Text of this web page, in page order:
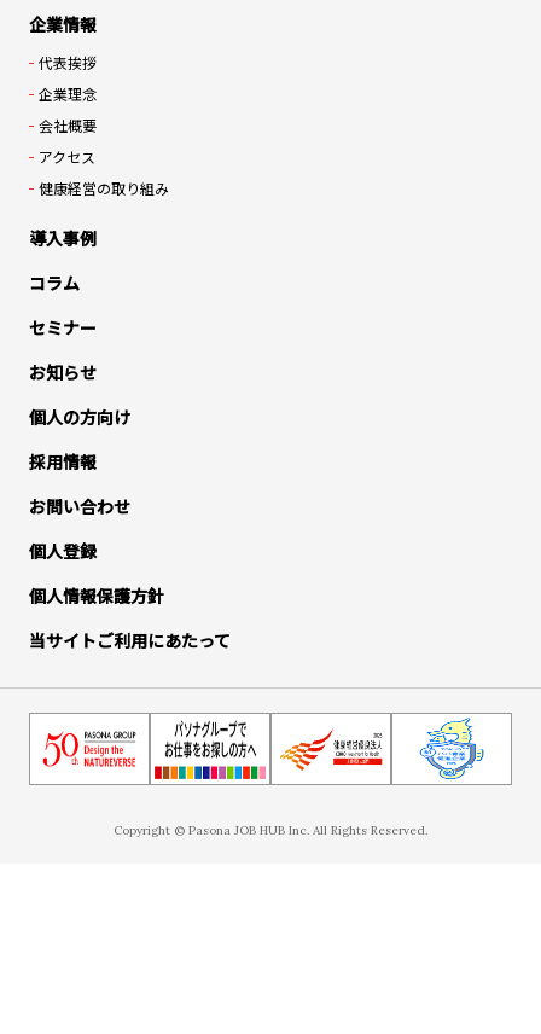
企業情報
代表挨拶
企業理念
会社概要
アクセス
健康経営の取り組み
導入事例
コラム
セミナー
お知らせ
個人の方向け
採用情報
お問い合わせ
個人登録
個人情報保護方針
当サイトご利用にあたって
Copyright © Pasona JOB HUB Inc. All Rights Reserved.